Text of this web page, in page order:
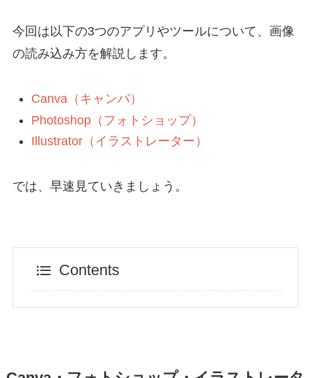
今回は以下の3つのアプリやツールについて、画像
の読み込み方を解説します。
Canva（キャンバ）
Photoshop（フォトショップ）
Illustrator（イラストレーター）
では、早速見ていきましょう。
Contents